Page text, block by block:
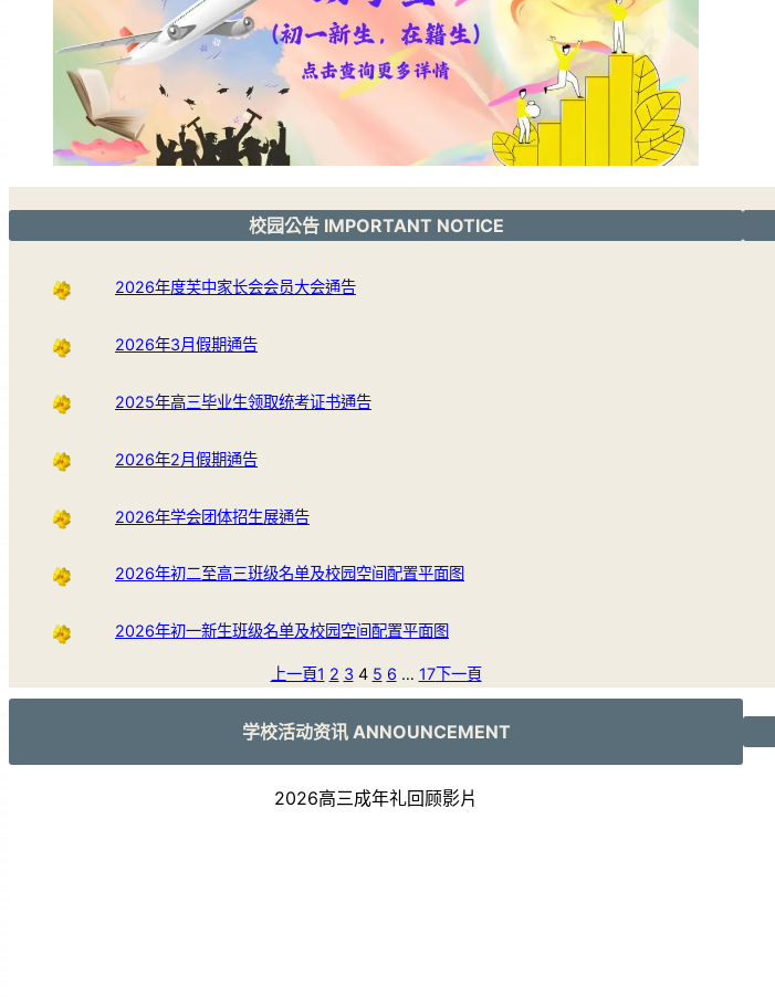
校园公告 IMPORTANT NOTICE
2026年度芙中家长会会员大会通告
2026年3月假期通告
2025年高三毕业生领取统考证书通告
2026年2月假期通告
2026年学会团体招生展通告
2026年初二至高三班级名单及校园空间配置平面图
2026年初一新生班级名单及校园空间配置平面图
上一頁1 2 3 4 5 6 … 17下一頁
学校活动资讯 ANNOUNCEMENT
2026高三成年礼回顾影片